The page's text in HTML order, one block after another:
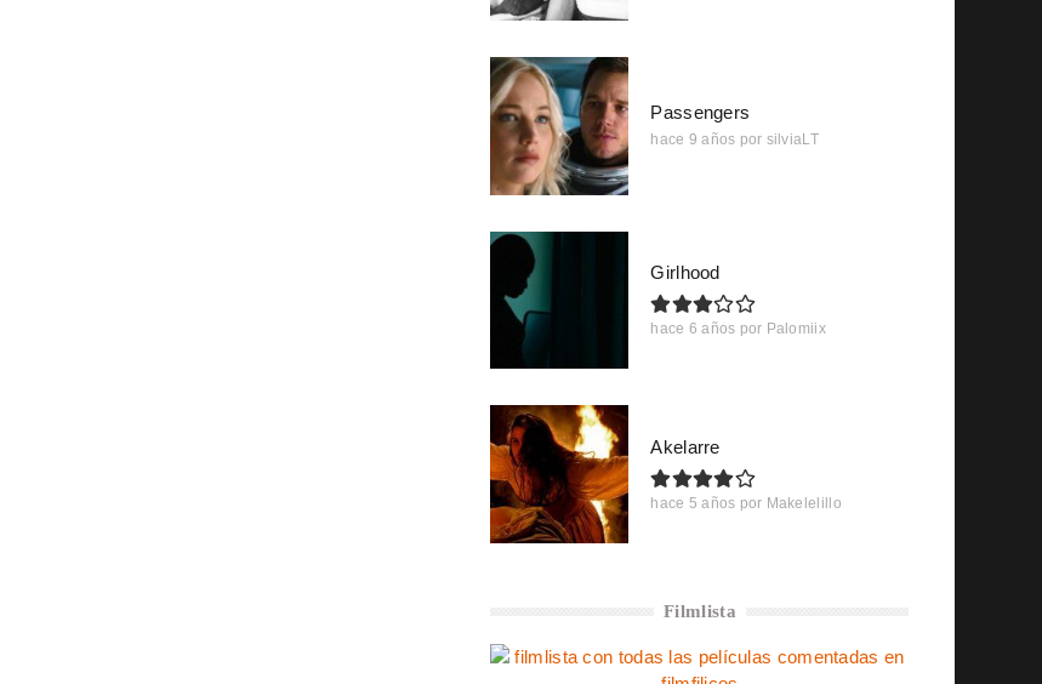
Passengers
hace 9 años por silviaLT
Girlhood
hace 6 años por Palomiix
Akelarre
hace 5 años por Makelelillo
Filmlista